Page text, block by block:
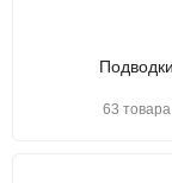
Подводки
63 товара